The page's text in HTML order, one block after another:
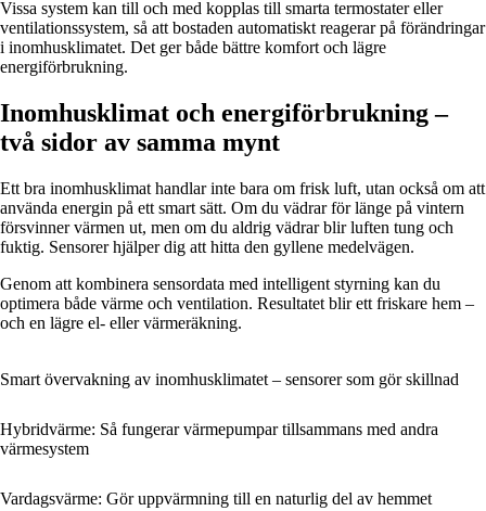
Vissa system kan till och med kopplas till smarta termostater eller
ventilationssystem, så att bostaden automatiskt reagerar på förändringar
i inomhusklimatet. Det ger både bättre komfort och lägre
energiförbrukning.
Inomhusklimat och energiförbrukning –
två sidor av samma mynt
Ett bra inomhusklimat handlar inte bara om frisk luft, utan också om att
använda energin på ett smart sätt. Om du vädrar för länge på vintern
försvinner värmen ut, men om du aldrig vädrar blir luften tung och
fuktig. Sensorer hjälper dig att hitta den gyllene medelvägen.
Genom att kombinera sensordata med intelligent styrning kan du
optimera både värme och ventilation. Resultatet blir ett friskare hem –
och en lägre el- eller värmeräkning.
Smart övervakning av inomhusklimatet – sensorer som gör skillnad
Hybridvärme: Så fungerar värmepumpar tillsammans med andra
värmesystem
Vardagsvärme: Gör uppvärmning till en naturlig del av hemmet